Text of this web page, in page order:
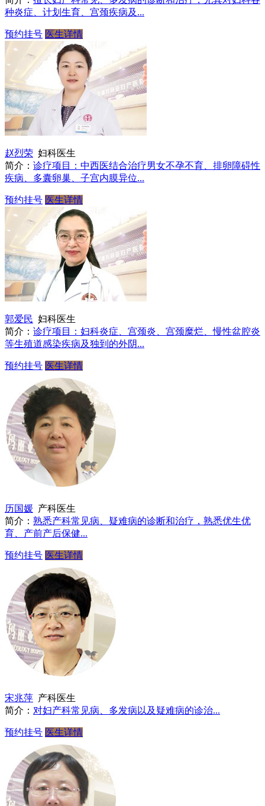
种炎症、计划生育、宫颈疾病及...
预约挂号 医生详情
赵烈荣 妇科医生
简介： 诊疗项目：中西医结合治疗男女不孕不育、排卵障碍性
疾病、多囊卵巢、子宫内膜异位...
预约挂号 医生详情
郭爱民 妇科医生
简介： 诊疗项目：妇科炎症、宫颈炎、宫颈糜烂、慢性盆腔炎
等生殖道感染疾病及独到的外阴...
预约挂号 医生详情
历国媛 产科医生
简介： 熟悉产科常见病、疑难病的诊断和治疗，熟悉优生优
育、产前产后保健...
预约挂号 医生详情
宋兆萍 产科医生
简介： 对妇产科常见病、多发病以及疑难病的诊治...
预约挂号 医生详情